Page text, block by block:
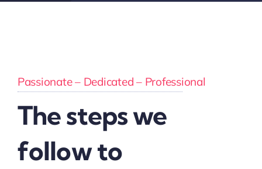
Passionate – Dedicated – Professional
The steps we
follow to